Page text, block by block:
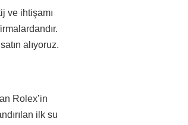
ve ihtişamı
alıyoruz.
Rolex’in
ilk su